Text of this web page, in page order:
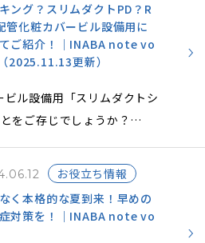
ング？スリムダクトPD？R
管化粧カバービル設備用に
ご紹介！｜INABA note vo
2025.11.13更新）
ル設備用「スリムダクトシ
をご存じでしょうか？
の略PAC）で使用され、
どで使い分けができます。
いと特長、ラッキングにつ
ーを設置するメリットにつ
お役立ち情報
く本格的な夏到来！早めの
対策を！｜INABA note vo